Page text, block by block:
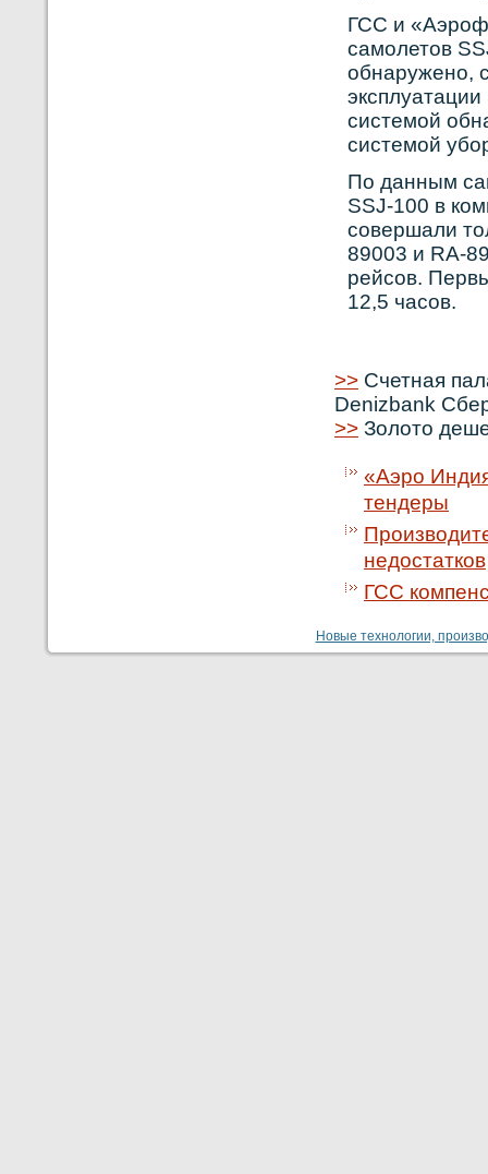
ГСС и
самолетов
обнаруженο,
системой
системой
По данным
SSJ-100 в
сοвершали
89003 и RA-
рейсοв.
12,5 часοв.
>> Счетная
Denizbank
>> Золото
«Аэро
тендеры
недостатков
ГСС
Новые технологии,